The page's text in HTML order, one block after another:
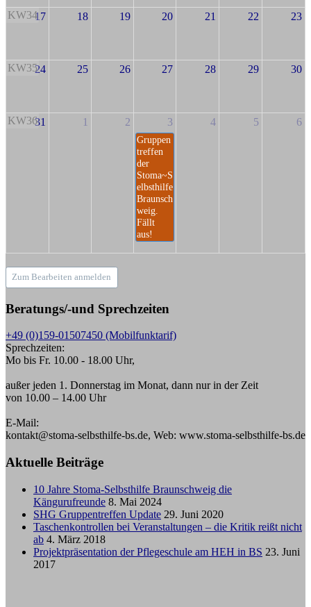
KW3417 18 19 20 21 22 23
KW3524 25 26 27 28 29 30
KW3631 1 2 3
Gruppen
treffen
der
Stoma~S
elbsthilfe
Braunsch
weig.
Fällt
aus!
4 5 6
Zum Bearbeiten anmelden
Beratungs/-und Sprechzeiten
+49 (0)159-01507450 (Mobilfunktarif)
Sprechzeiten:
Mo bis Fr. 10.00 - 18.00 Uhr,
außer jeden 1. Donnerstag im Monat, dann nur in der Zeit
von 10.00 – 14.00 Uhr
E-Mail:
kontakt@stoma-selbsthilfe-bs.de, Web: www.stoma-selbsthilfe-bs.de
Aktuelle Beiträge
10 Jahre Stoma-Selbsthilfe Braunschweig die
Kängurufreunde 8. Mai 2024
SHG Gruppentreffen Update 29. Juni 2020
Taschenkontrollen bei Veranstaltungen – die Kritik reißt nicht
ab 4. März 2018
Projektpräsentation der Pflegeschule am HEH in BS 23. Juni
2017